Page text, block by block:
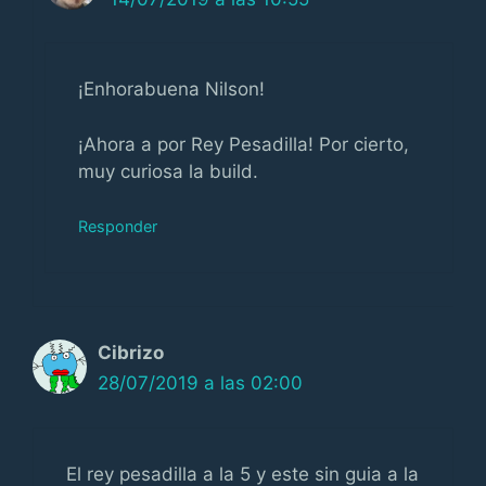
¡Enhorabuena Nilson!
¡Ahora a por Rey Pesadilla! Por cierto,
muy curiosa la build.
Responder
Cibrizo
28/07/2019 a las 02:00
El rey pesadilla a la 5 y este sin guia a la